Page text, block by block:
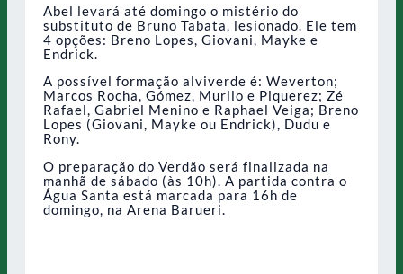
Abel levará até domingo o mistério do
substituto de Bruno Tabata, lesionado. Ele tem
4 opções: Breno Lopes, Giovani, Mayke e
Endrick.
A possível formação alviverde é: Weverton;
Marcos Rocha, Gómez, Murilo e Piquerez; Zé
Rafael, Gabriel Menino e Raphael Veiga; Breno
Lopes (Giovani, Mayke ou Endrick), Dudu e
Rony.
O preparação do Verdão será finalizada na
manhã de sábado (às 10h). A partida contra o
Água Santa está marcada para 16h de
domingo, na Arena Barueri.